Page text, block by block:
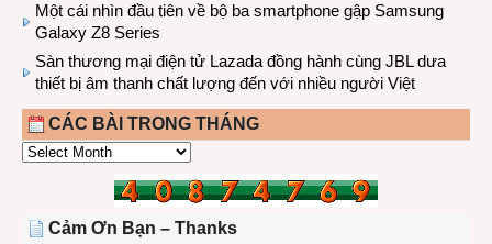
Một cái nhìn đầu tiên về bộ ba smartphone gập Samsung
Galaxy Z8 Series
Sàn thương mại điện tử Lazada đồng hành cùng JBL dưa
thiết bị âm thanh chất lượng đến với nhiều người Việt
CÁC BÀI TRONG THÁNG
CÁC
THÁNG
Cảm Ơn Bạn – Thanks